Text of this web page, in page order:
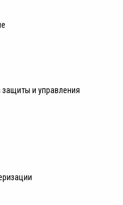
и управления